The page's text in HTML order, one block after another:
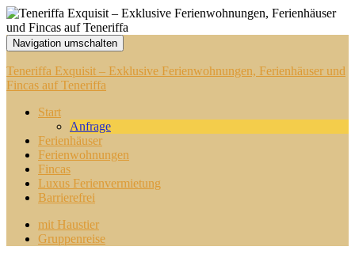
Navigation umschalten
Teneriffa Exquisit – Exklusive Ferienwohnungen, Ferienhäuser und
Fincas auf Teneriffa
Start
Anfrage
Ferienhäuser
Ferienwohnungen
Fincas
Luxus Ferienvermietung
Barrierefrei
mit Haustier
Gruppenreise